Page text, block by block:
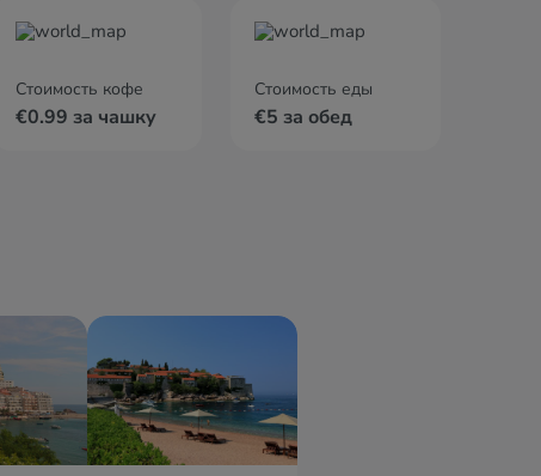
Стоимость кофе
€0.99 за чашку
Стоимость еды
€5 за обед